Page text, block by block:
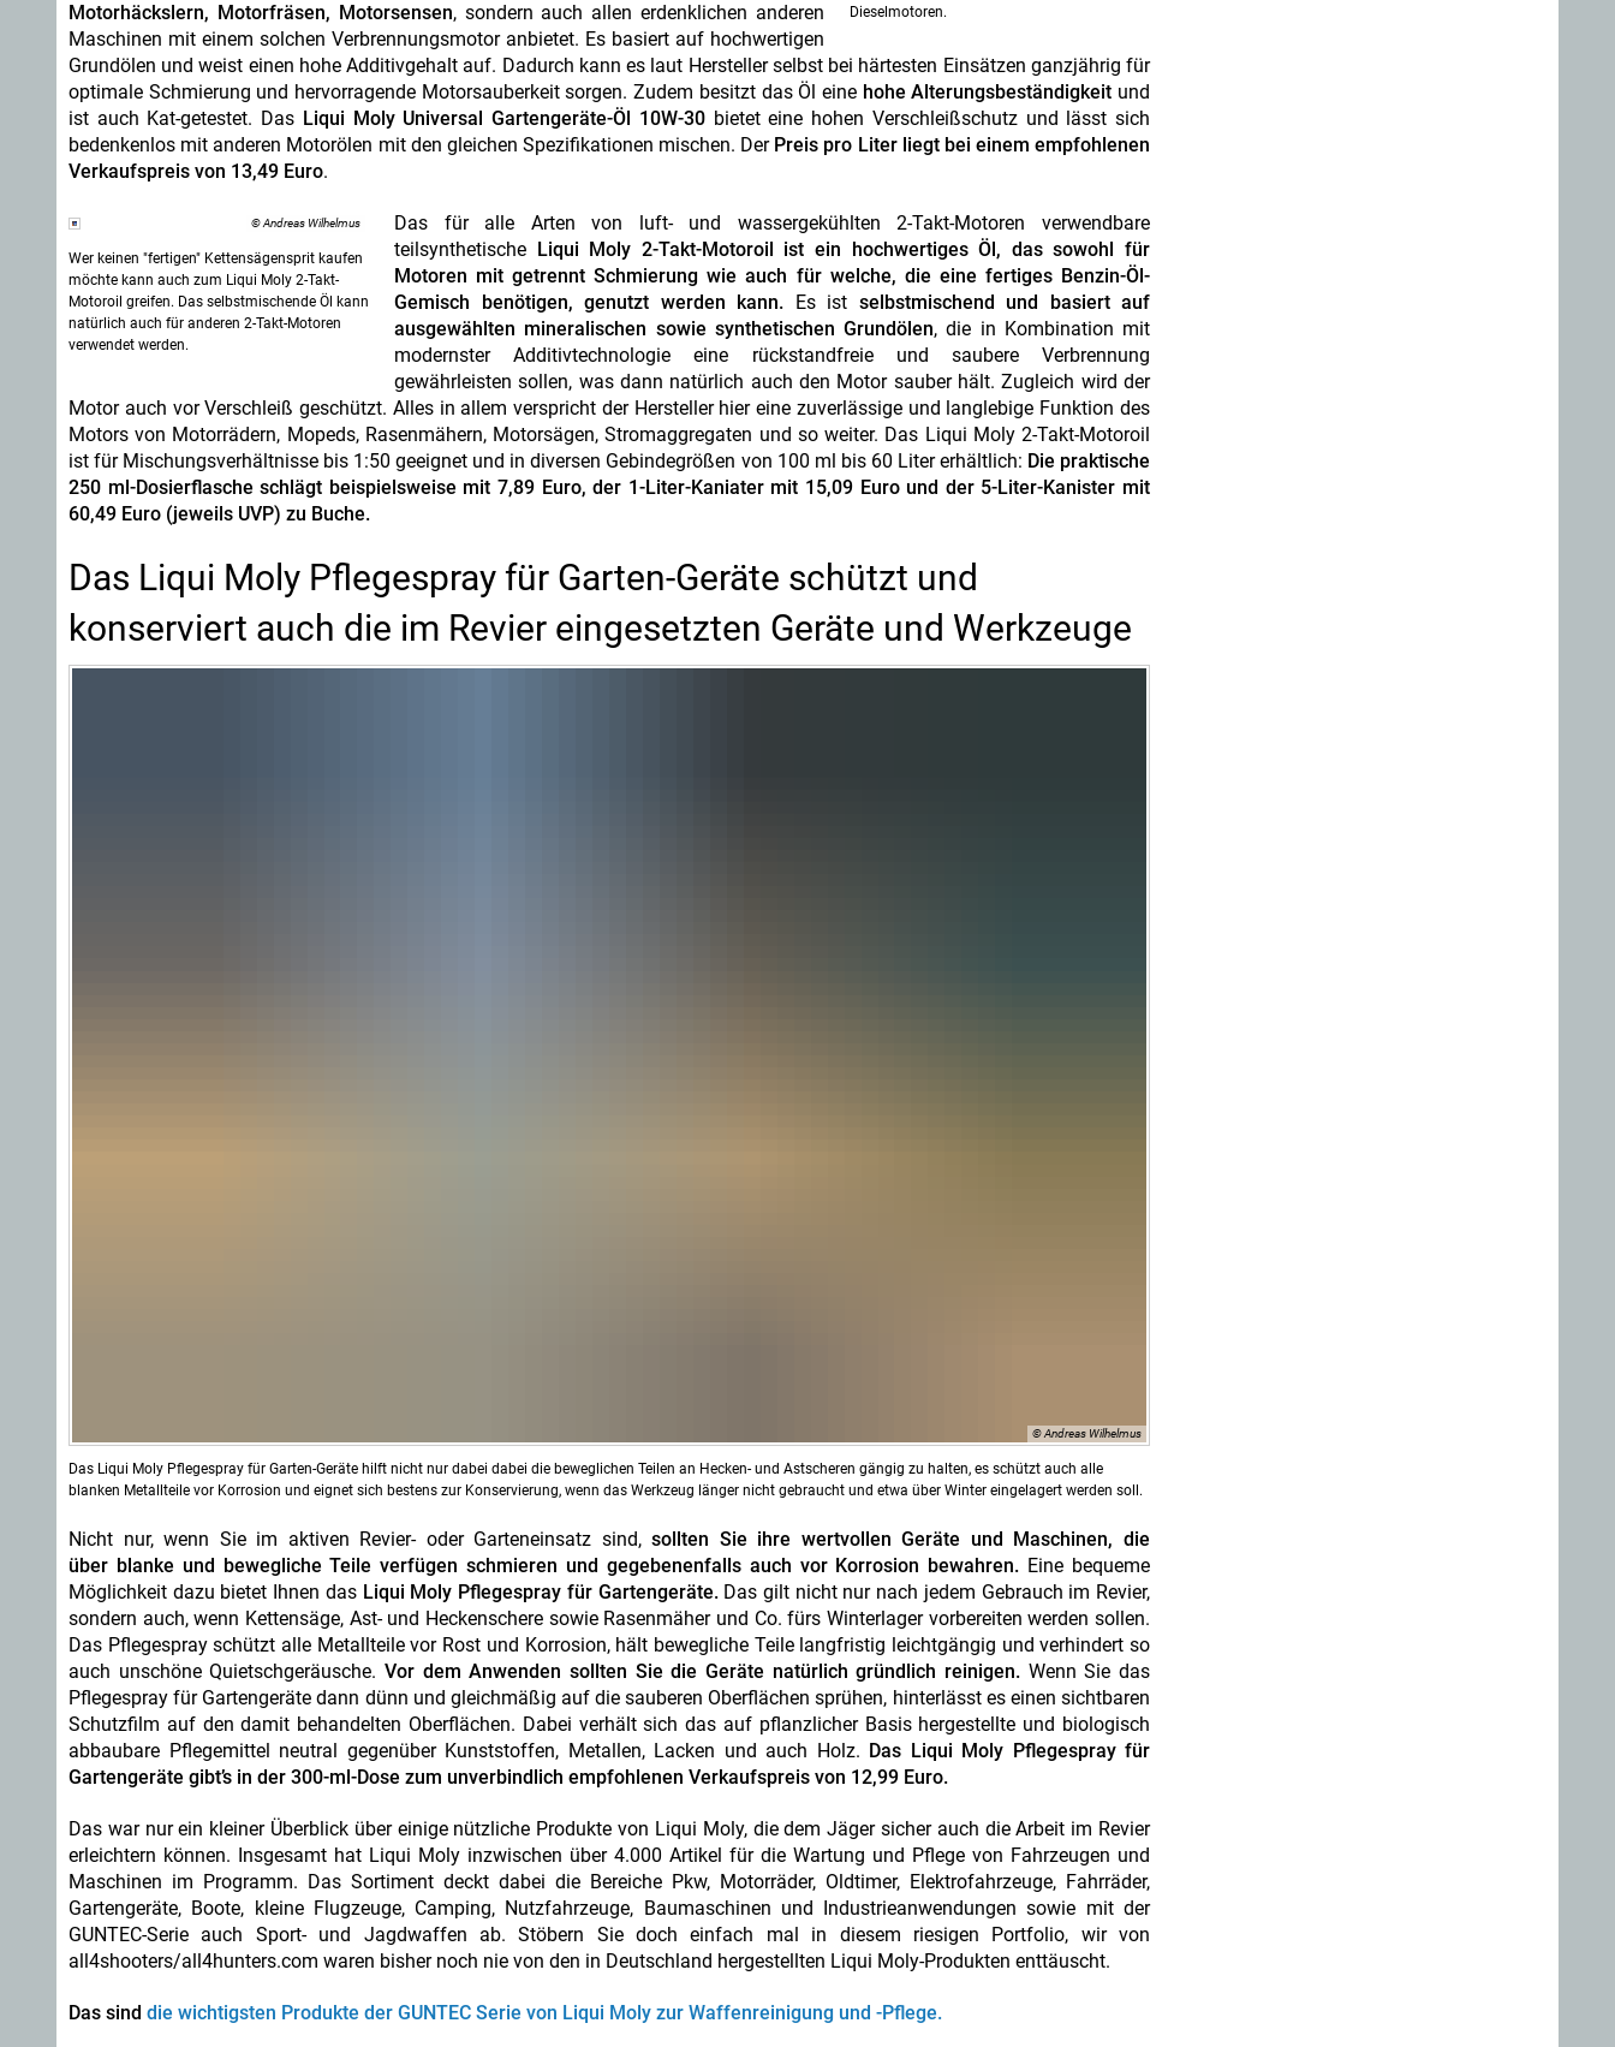
Dieselmotoren.
Motorhäckslern, Motorfräsen, Motorsensen, sondern auch allen erdenklichen anderen
Maschinen mit einem solchen Verbrennungsmotor anbietet. Es basiert auf hochwertigen
Grundölen und weist einen hohe Additivgehalt auf. Dadurch kann es laut Hersteller selbst bei härtesten Einsätzen ganzjährig für
optimale Schmierung und hervorragende Motorsauberkeit sorgen. Zudem besitzt das Öl eine hohe Alterungsbeständigkeit und
ist auch Kat-getestet. Das Liqui Moly Universal Gartengeräte-Öl 10W-30bietet eine hohen Verschleißschutz und lässt sich
bedenkenlos mit anderen Motorölen mit den gleichen Spezifikationen mischen. Der Preis pro Liter liegt bei einem empfohlenen
Verkaufspreis von 13,49 Euro.
© Andreas Wilhelmus
Wer keinen "fertigen" Kettensägensprit kaufen
möchte kann auch zum Liqui Moly 2-Takt-
Motoroil greifen. Das selbstmischende Öl kann
natürlich auch für anderen 2-Takt-Motoren
verwendet werden.
Das für alle Arten von luft- und wassergekühlten 2-Takt-Motoren verwendbare
teilsynthetische Liqui Moly 2-Takt-Motoroil ist ein hochwertiges Öl, das sowohl für
Motoren mit getrennt Schmierung wie auch für welche, die eine fertiges Benzin-Öl-
Gemisch benötigen, genutzt werden kann. Es ist selbstmischend und basiert auf
ausgewählten mineralischen sowie synthetischen Grundölen, die in Kombination mit
modernster Additivtechnologie eine rückstandfreie und saubere Verbrennung
gewährleisten sollen, was dann natürlich auch den Motor sauber hält. Zugleich wird der
Motor auch vor Verschleiß geschützt. Alles in allem verspricht der Hersteller hier eine zuverlässige und langlebige Funktion des
Motors von Motorrädern, Mopeds, Rasenmähern, Motorsägen, Stromaggregaten und so weiter. Das Liqui Moly 2-Takt-Motoroil
ist für Mischungsverhältnisse bis 1:50 geeignet und in diversen Gebindegrößen von 100 ml bis 60 Liter erhältlich: Die praktische
250 ml-Dosierflasche schlägt beispielsweise mit 7,89 Euro, der 1-Liter-Kaniater mit 15,09 Euro und der 5-Liter-Kanister mit
60,49 Euro (jeweils UVP) zu Buche.
Das Liqui Moly Pflegespray für Garten-Geräte schützt und
konserviert auch die im Revier eingesetzten Geräte und Werkzeuge
© Andreas Wilhelmus
Das Liqui Moly Pflegespray für Garten-Geräte hilft nicht nur dabei dabei die beweglichen Teilen an Hecken- und Astscheren gängig zu halten, es schützt auch alle
blanken Metallteile vor Korrosion und eignet sich bestens zur Konservierung, wenn das Werkzeug länger nicht gebraucht und etwa über Winter eingelagert werden soll.
Nicht nur, wenn Sie im aktiven Revier- oder Garteneinsatz sind,sollten Sie ihre wertvollen Geräte und Maschinen, die
über blanke und bewegliche Teile verfügen schmieren und gegebenenfalls auch vor Korrosion bewahren. Eine bequeme
Möglichkeit dazu bietet Ihnen das Liqui Moly Pflegespray für Gartengeräte.Das gilt nicht nur nach jedem Gebrauch im Revier,
sondern auch, wenn Kettensäge, Ast- und Heckenschere sowie Rasenmäher und Co. fürs Winterlager vorbereiten werden sollen.
Das Pflegespray schützt alle Metallteile vor Rost und Korrosion, hält bewegliche Teile langfristig leichtgängig und verhindert so
auch unschöne Quietschgeräusche. Vor dem Anwenden sollten Sie die Geräte natürlich gründlich reinigen. Wenn Sie das
Pflegespray für Gartengeräte dann dünn und gleichmäßig auf die sauberen Oberflächen sprühen, hinterlässt es einen sichtbaren
Schutzfilm auf den damit behandelten Oberflächen. Dabei verhält sich das auf pflanzlicher Basis hergestellte und biologisch
abbaubare Pflegemittel neutral gegenüber Kunststoffen, Metallen, Lacken und auch Holz. Das Liqui Moly Pflegespray für
Gartengeräte gibt’s in der 300-ml-Dose zum unverbindlich empfohlenen Verkaufspreis von 12,99 Euro.
Das war nur ein kleiner Überblick über einige nützliche Produkte von Liqui Moly, die dem Jäger sicher auch die Arbeit im Revier
erleichtern können. Insgesamt hat Liqui Moly inzwischen über 4.000 Artikel für die Wartung und Pflege von Fahrzeugen und
Maschinen im Programm. Das Sortiment deckt dabei die Bereiche Pkw, Motorräder, Oldtimer, Elektrofahrzeuge, Fahrräder,
Gartengeräte, Boote, kleine Flugzeuge, Camping, Nutzfahrzeuge, Baumaschinen und Industrieanwendungen sowie mit der
GUNTEC-Serie auch Sport- und Jagdwaffen ab. Stöbern Sie doch einfach mal in diesem riesigen Portfolio, wir von
all4shooters/all4hunters.com waren bisher noch nie von den in Deutschland hergestellten Liqui Moly-Produkten enttäuscht.
Das sind die wichtigsten Produkte der GUNTEC Serie von Liqui Moly zur Waffenreinigung und -Pflege.